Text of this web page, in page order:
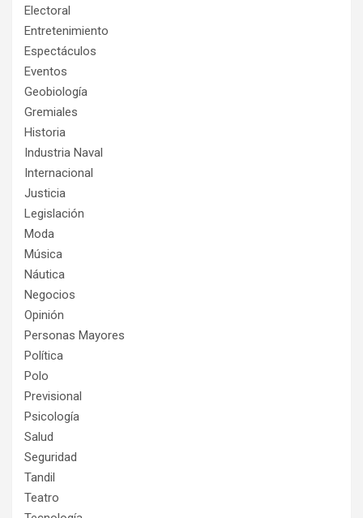
Electoral
Entretenimiento
Espectáculos
Eventos
Geobiología
Gremiales
Historia
Industria Naval
Internacional
Justicia
Legislación
Moda
Música
Náutica
Negocios
Opinión
Personas Mayores
Política
Polo
Previsional
Psicología
Salud
Seguridad
Tandil
Teatro